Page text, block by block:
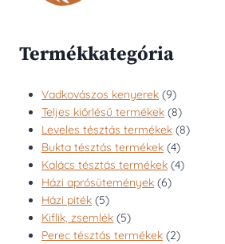
Termékkategória
Vadkovászos kenyerek 99
termék
Teljes kiőrlésű termékek 88
termék
Leveles tésztás termékek 88
Bukta tésztás termékek 44
termék
Kalács tésztás termékek 44
Házi aprósütemények 66
Házi piték 55
termék
Kiflik, zsemlék 55
termék
Perec tésztás termékek 22